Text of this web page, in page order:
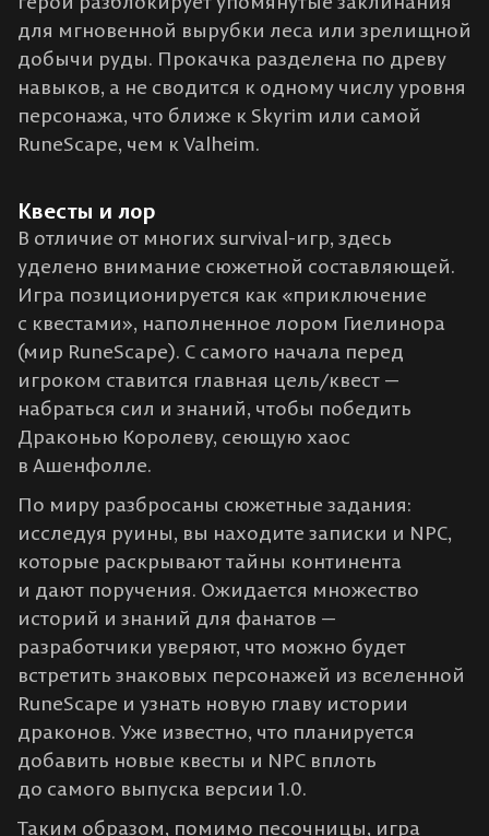
для мгновенной вырубки леса или зрелищной
добычи руды. Прокачка разделена по древу
навыков, а не сводится к одному числу уровня
персонажа, что ближе к Skyrim или самой
RuneScape, чем к Valheim.
Квесты и лор
В отличие от многих survival-игр, здесь
уделено внимание сюжетной составляющей.
Игра позиционируется как «приключение
с квестами», наполненное лором Гиелинора
(мир RuneScape). С самого начала перед
игроком ставится главная цель/квест —
набраться сил и знаний, чтобы победить
Драконью Королеву, сеющую хаос
в Ашенфолле​.
По миру разбросаны сюжетные задания:
исследуя руины, вы находите записки и NPC,
которые раскрывают тайны континента
и дают поручения. Ожидается множество
историй и знаний для фанатов —
разработчики уверяют, что можно будет
встретить знаковых персонажей из вселенной
RuneScape и узнать новую главу истории
драконов​. Уже известно, что планируется
добавить новые квесты и NPC вплоть
до самого выпуска версии 1.0​.
Таким образом, помимо песочницы, игра